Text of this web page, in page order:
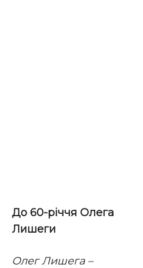
До 60-річчя Олега
Лишеги
Олег Лишега –